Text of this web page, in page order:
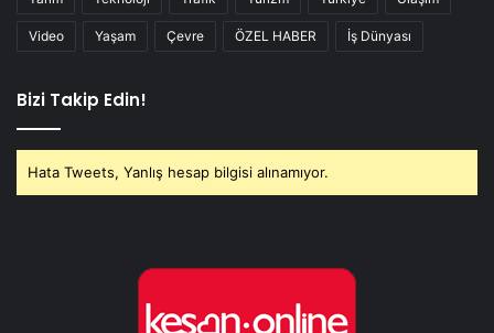
Video Yaşam Çevre ÖZEL HABER İş Dünyası
Bizi Takip Edin!
Hata Tweets, Yanlış hesap bilgisi alınamıyor.